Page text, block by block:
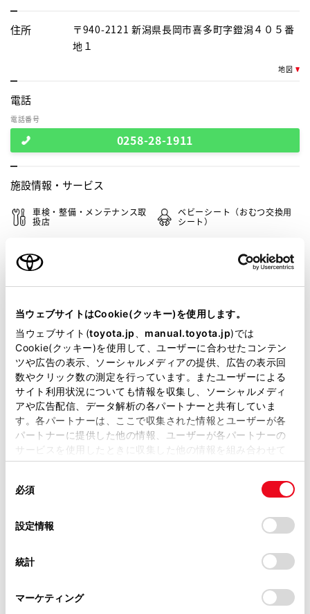
当ウェブサイトはCookie(クッキー)を使用します。
当ウェブサイト(toyota.jp manual.toyota.jp)では
Cookie(クッキー)を使用して、ユーザーに合わせたコンテン
ツや広告の表示、ソーシャルメディアの提供、広告の表示回
数やクリック数の測定を行っています。またユーザーによる
サイト利用状況についても情報を収集し、ソーシャルメディ
アや広告配信、データ解析の各パートナーと共有していま
す。各パートナーは、ここで収集された情報とユーザーが各
パートナーに提供した他の情報、ユーザーが各パートナーの
サービスを使用したときに収集した他の情報を組み合わせて
使用することがあります。当ウェブサイトの使用を続行する
デバイスにすべてのCookie(クッキー)が保存されることに同
意したことになります。Cookie(クッキー)のオプトアウト、
設定の変更、同意を撤回したりするにあたっては、当社の
「Cookie（クッキー）情報の取り扱いについて
」をご覧くだ
必須
設定情報
統計
マーケティング
住所
〒940-2121 新潟県長岡市喜多町字鐙潟４０５番
地１
地図
電話
電話番号
0258-28-1911
施設情報・ サービス
車検・整備・メンテナンス取
扱店
ベビーシート（おむつ交換用
シート）
この販売店のウェブサイトはこちら
営業日カレンダー